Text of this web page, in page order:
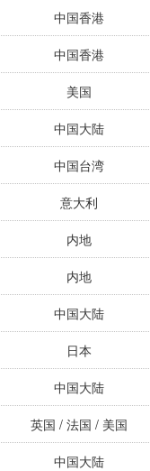
中国香港
中国香港
美国
中国大陆
中国台湾
意大利
内地
内地
中国大陆
日本
中国大陆
英国 / 法国 / 美国
中国大陆